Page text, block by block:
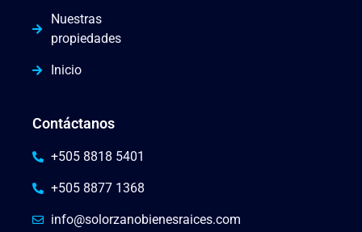
Nuestras
propiedades
Inicio
Contáctanos
+505 8818 5401
+505 8877 1368
info@solorzanobienesraices.com